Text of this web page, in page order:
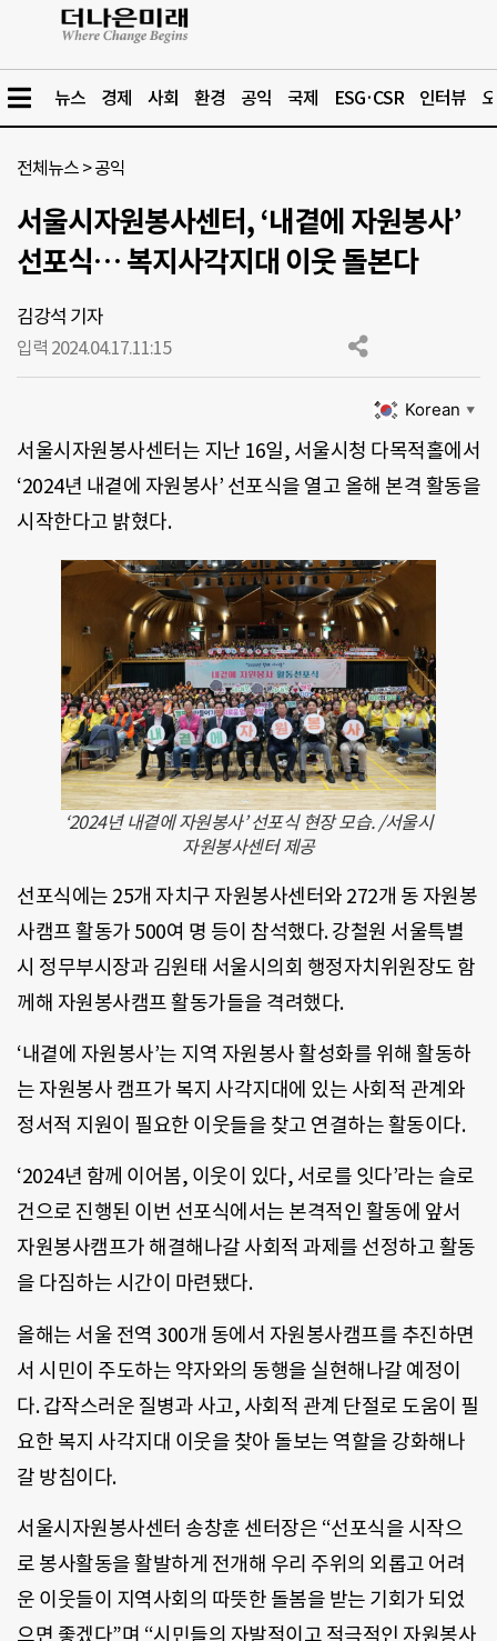
뉴스 경제 사회 환경 공익 국제 ESG·CSR 인터뷰
전체뉴스 >공익
서울시자원봉사센터, ‘내곁에 자원봉사’
선포식… 복지사각지대 이웃 돌본다
김강석 기자
입력 2024.04.17.11:15
Korean ▼
서울시자원봉사센터는 지난 16일, 서울시청 다목적홀에서
‘2024년 내곁에 자원봉사’ 선포식을 열고 올해 본격 활동을
시작한다고 밝혔다.
‘2024년 내곁에 자원봉사’ 선포식 현장 모습. /서울시
자원봉사센터 제공
선포식에는 25개 자치구 자원봉사센터와 272개 동 자원봉
사캠프 활동가 500여 명 등이 참석했다. 강철원 서울특별
시 정무부시장과 김원태 서울시의회 행정자치위원장도 함
께해 자원봉사캠프 활동가들을 격려했다.
‘내곁에 자원봉사’는 지역 자원봉사 활성화를 위해 활동하
는 자원봉사 캠프가 복지 사각지대에 있는 사회적 관계와
정서적 지원이 필요한 이웃들을 찾고 연결하는 활동이다.
‘2024년 함께 이어봄, 이웃이 있다, 서로를 잇다’라는 슬로
건으로 진행된 이번 선포식에서는 본격적인 활동에 앞서
자원봉사캠프가 해결해나갈 사회적 과제를 선정하고 활동
을 다짐하는 시간이 마련됐다.
올해는 서울 전역 300개 동에서 자원봉사캠프를 추진하면
서 시민이 주도하는 약자와의 동행을 실현해나갈 예정이
다. 갑작스러운 질병과 사고, 사회적 관계 단절로 도움이 필
요한 복지 사각지대 이웃을 찾아 돌보는 역할을 강화해나
갈 방침이다.
서울시자원봉사센터 송창훈 센터장은 “선포식을 시작으
로 봉사활동을 활발하게 전개해 우리 주위의 외롭고 어려
운 이웃들이 지역사회의 따뜻한 돌봄을 받는 기회가 되었
으면 좋겠다”며 “시민들의 자발적이고 적극적인 자원봉사